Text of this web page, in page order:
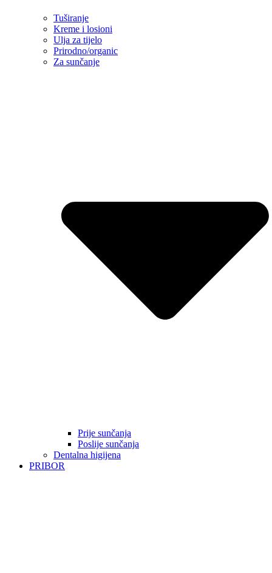
Tuširanje
Kreme i losioni
Ulja za tijelo
Prirodno/organic
Za sunčanje
Prije sunčanja
Poslije sunčanja
Dentalna higijena
PRIBOR